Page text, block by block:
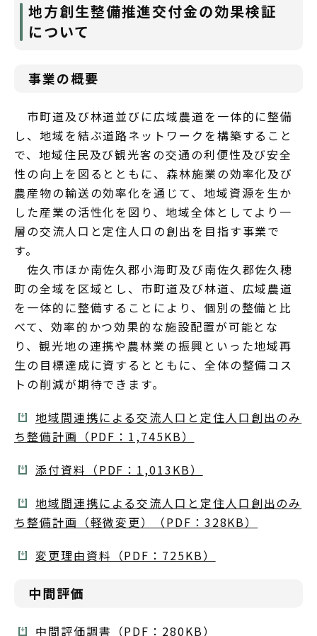
地方創生整備推進交付金の効果検証
について
事業の概要
市町道及び林道並びに広域農道を一体的に整備
し、地域を結ぶ道路ネットワークを構築すること
で、地域住民及び観光客の交通の利便性及び安全
性の向上を図るとともに、森林施業の効率化及び
農産物の輸送の効率化を通じて、地域資源を生か
した産業の活性化を図り、地域全体としてより一
層の交流人口と定住人口の創出を目指す事業で
す。
佐久市ほか南佐久郡小海町及び南佐久郡佐久穂
町の全域を区域とし、市町道及び林道、広域農道
を一体的に整備することにより、個別の整備と比
べて、効率的かつ効果的な施設配置が可能とな
り、観光地の連携や農林業の振興といった地域再
生の目標達成に資するとともに、全体の整備コス
トの削減が期待できます。
地域間連携による交流人口と定住人口創出のみ
ち整備計画（PDF：1,745KB）
添付資料（PDF：1,013KB）
地域間連携による交流人口と定住人口創出のみ
ち整備計画（軽微変更）（PDF：328KB）
変更理由資料（PDF：725KB）
中間評価
中間評価調書（PDF：280KB）